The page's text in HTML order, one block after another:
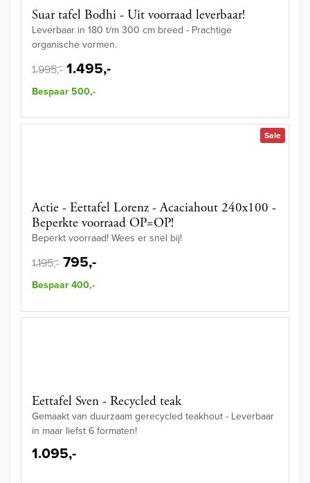
Suar tafel Bodhi - Uit voorraad leverbaar!
Leverbaar in 180 t/m 300 cm breed - Prachtige
organische vormen.
1.995,- 1.495,-
Bespaar 500,-
Sale
Actie - Eettafel Lorenz - Acaciahout 240x100 -
Beperkte voorraad OP=OP!
Beperkt voorraad! Wees er snel bij!
1.195,- 795,-
Bespaar 400,-
Eettafel Sven - Recycled teak
Gemaakt van duurzaam gerecycled teakhout - Leverbaar
in maar liefst 6 formaten!
1.095,-